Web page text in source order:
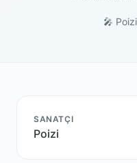
🎤 Poizi
SANATÇI
Poizi